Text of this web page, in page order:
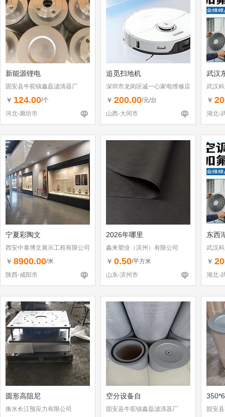
新能源锂电
固安县牛驼镇鑫磊滤清器厂
￥ 124.00/个
河北-廊坊市
追觅扫地机
深圳市龙岗区诚一心家电维修店
（个体工商户）
￥ 200.00/元/台
山西-大同市
武汉
武汉
￥
湖北-
宁夏彩陶文
西安中泰博文展示工程有限公司
￥ 8900.00/米
陕西-咸阳市
2026年哪里
鑫来塑业（滨州）有限公司
￥ 0.50/平方米
山东-滨州市
东西
武汉
￥
湖北-
圆形高阻尼
衡水长江预应力有限公司
空分设备自
固安县牛驼镇鑫磊滤清器厂 固安